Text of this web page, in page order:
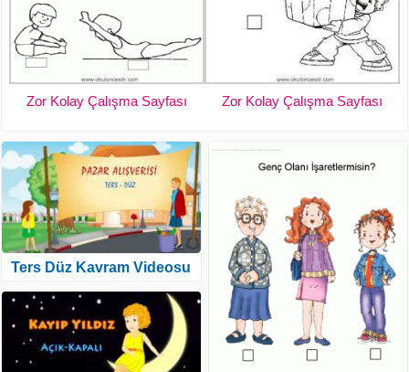
Zor Kolay Çalışma Sayfası Zor Kolay Çalışma Sayfası
Ters Düz Kavram Videosu